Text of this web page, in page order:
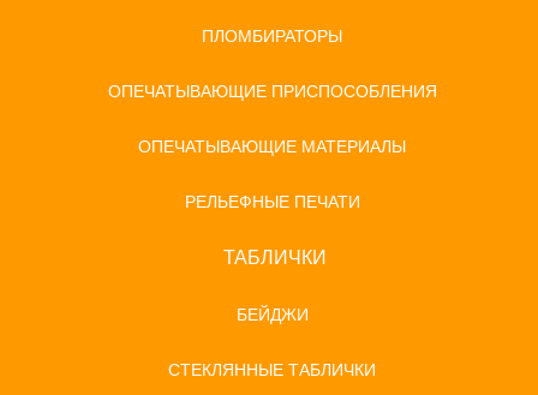
ПЛОМБИРАТОРЫ
ОПЕЧАТЫВАЮЩИЕ ПРИСПОСОБЛЕНИЯ
ОПЕЧАТЫВАЮЩИЕ МАТЕРИАЛЫ
РЕЛЬЕФНЫЕ ПЕЧАТИ
ТАБЛИЧКИ
БЕЙДЖИ
СТЕКЛЯННЫЕ ТАБЛИЧКИ